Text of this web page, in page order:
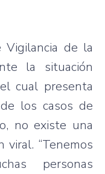
Vigilancia de la
la situación
cual presenta
los casos de
no existe una
“Tenemos
personas